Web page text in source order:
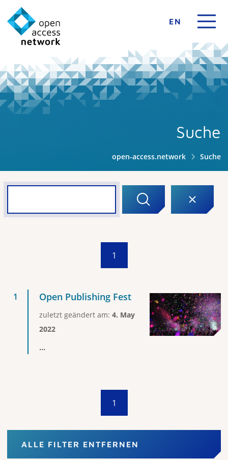
EN
Suche
open-access.network Suche
1
Open Publishing Fest
zuletzt geändert am: 4. May
2022
...
1
ALLE FILTER ENTFERNEN